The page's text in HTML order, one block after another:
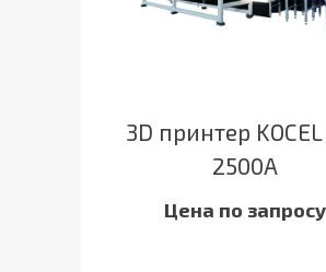
3D принтер KOCEL
2500A
Цена по запросу